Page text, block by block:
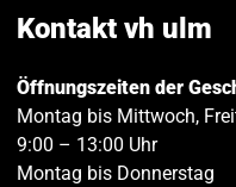
Kontakt vh ulm
Öffnungszeiten der
Montag bis Mittwoch,
9:00 – 13:00 Uhr
Montag bis Donnerstag